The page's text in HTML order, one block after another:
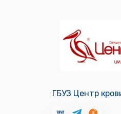
ГБУЗ Центр